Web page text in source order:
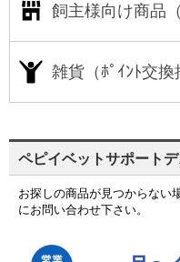
飼主様向け商品
雑貨（ﾎﾟｲﾝﾄ交換
ペピイベットサポート
お探しの商品が見つからない
にお問い合わせ下さい。